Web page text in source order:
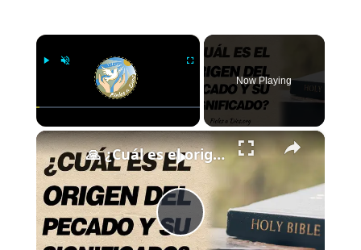
×
Play Unmute Fullscreen
Now Playing
×
P
🙏 ¿Cuál es el origen del pecado y cuál es su significado? 🙏